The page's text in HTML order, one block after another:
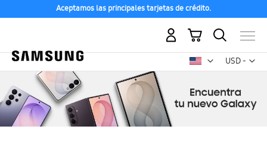
Aceptamos las principales tarjetas de crédito.
USD -
dólar
Mi carrito